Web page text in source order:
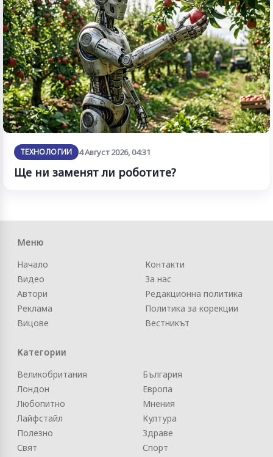
ТЕХНОЛОГИИ 4 Август 2026, 04:31
Ще ни заменят ли роботите?
Меню
Начало
Видео
Автори
Реклама
Вицове
Контакти
За нас
Редакционна политика
Политика за корекции
Вестникът
Категории
Великобритания
Лондон
Любопитно
Лайфстайл
Полезно
Свят
България
Европа
Мнения
Култура
Здраве
Спорт